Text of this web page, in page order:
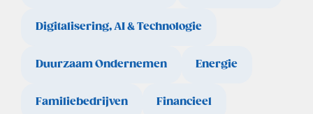
Digitalisering, AI & Technologie
Duurzaam Ondernemen Energie
Familiebedrijven Financieel